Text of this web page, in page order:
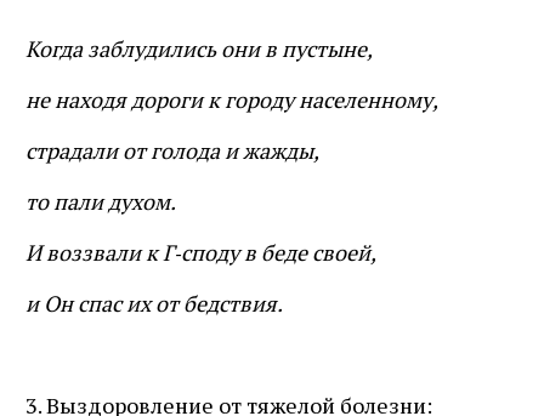
Когда заблудились они в пустыне,
не находя дороги к городу населенному,
страдали от голода и жажды,
то пали духом.
И воззвали к Г‑споду в беде своей,
и Он спас их от бедствия.
3. Выздоровление от тяжелой болезни: